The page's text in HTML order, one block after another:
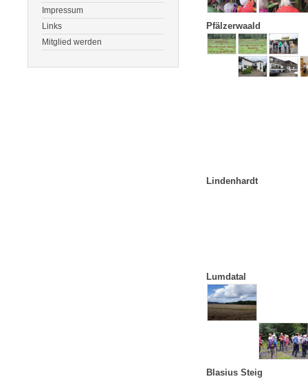
Impressum
Links
Mitglied werden
Pfälzerwaald
Lindenhardt
Lumdatal
Blasius Steig